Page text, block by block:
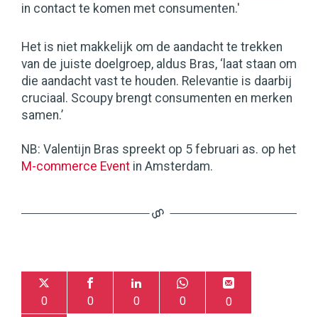
in contact te komen met consumenten.'
Het is niet makkelijk om de aandacht te trekken
van de juiste doelgroep, aldus Bras, ‘laat staan om
die aandacht vast te houden. Relevantie is daarbij
cruciaal. Scoupy brengt consumenten en merken
samen.’
NB: Valentijn Bras spreekt op 5 februari as. op het
M-commerce Event in Amsterdam.
0 0 0 0 0